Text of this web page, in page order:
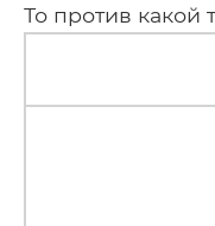
То против какой